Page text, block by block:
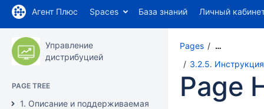
Агент Плюс Spaces База знаний Личный
Управление
дистрибуцией
PAGE TREE
1. Описание и поддерживаемая конфигурация
Pages …
3.2.5.
Page